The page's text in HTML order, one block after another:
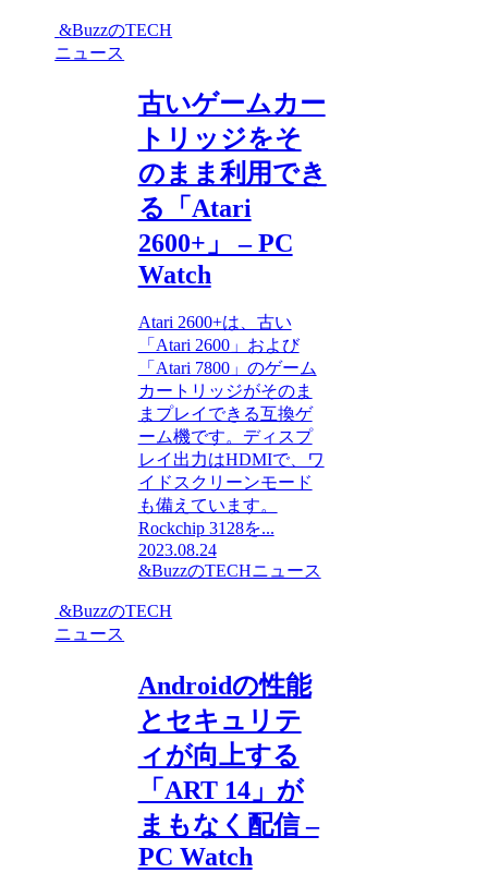
&BuzzのTECH
ニュース
古いゲームカー
トリッジをそ
のまま利用でき
る「Atari
2600+」 – PC
Watch
Atari 2600+は、古い
「Atari 2600」および
「Atari 7800」のゲーム
カートリッジがそのま
まプレイできる互換ゲ
ーム機です。ディスプ
レイ出力はHDMIで、ワ
イドスクリーンモード
も備えています。
Rockchip 3128を...
2023.08.24
&BuzzのTECHニュース
&BuzzのTECH
ニュース
Androidの性能
とセキュリテ
ィが向上する
「ART 14」が
まもなく配信 –
PC Watch